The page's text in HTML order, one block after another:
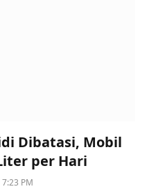
Dibatasi, Mobil
per Hari
PM